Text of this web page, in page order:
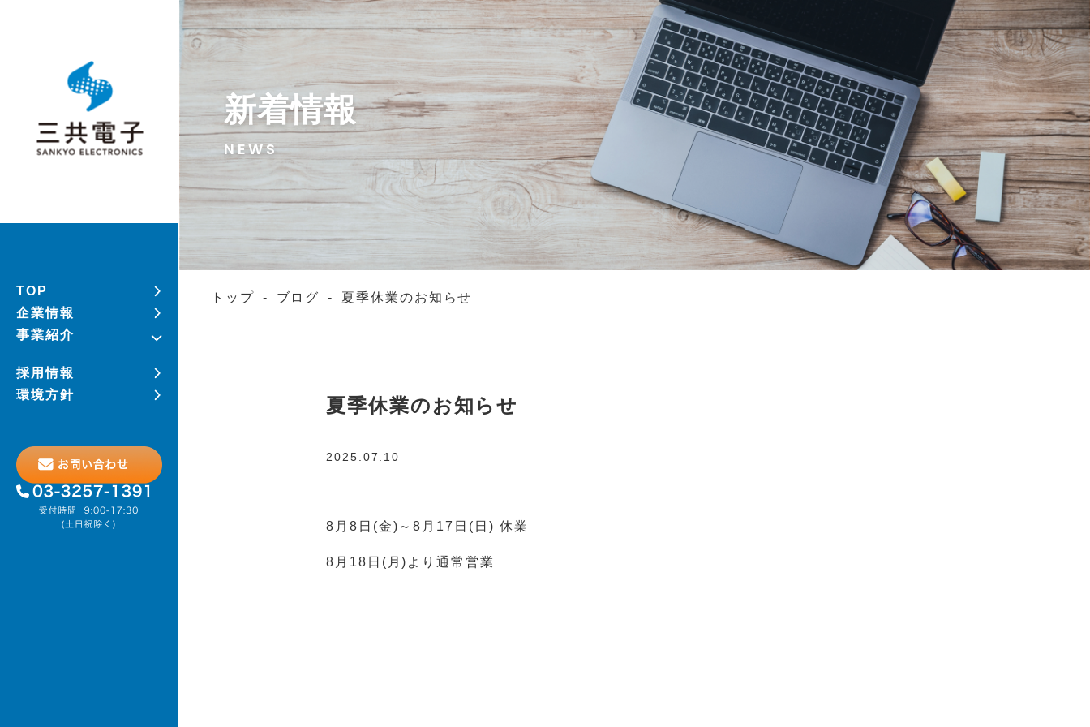
TOP
企業情報
事業紹介
採用情報
環境方針
新着情報
NEWS
トップ - ブログ - 夏季休業のお知らせ
夏季休業のお知らせ
2025.07.10
8月8日(金)～8月17日(日) 休業
8月18日(月)より通常営業